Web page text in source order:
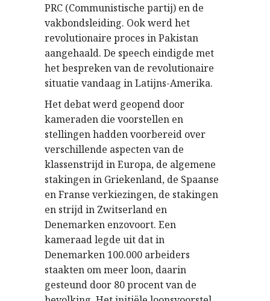
PRC (Communistische partij) en de
vakbondsleiding. Ook werd het
revolutionaire proces in Pakistan
aangehaald. De speech eindigde met
het bespreken van de revolutionaire
situatie vandaag in Latijns-Amerika.
Het debat werd geopend door
kameraden die voorstellen en
stellingen hadden voorbereid over
verschillende aspecten van de
klassenstrijd in Europa, de algemene
stakingen in Griekenland, de Spaanse
en Franse verkiezingen, de stakingen
en strijd in Zwitserland en
Denemarken enzovoort. Een
kameraad legde uit dat in
Denemarken 100.000 arbeiders
staakten om meer loon, daarin
gesteund door 80 procent van de